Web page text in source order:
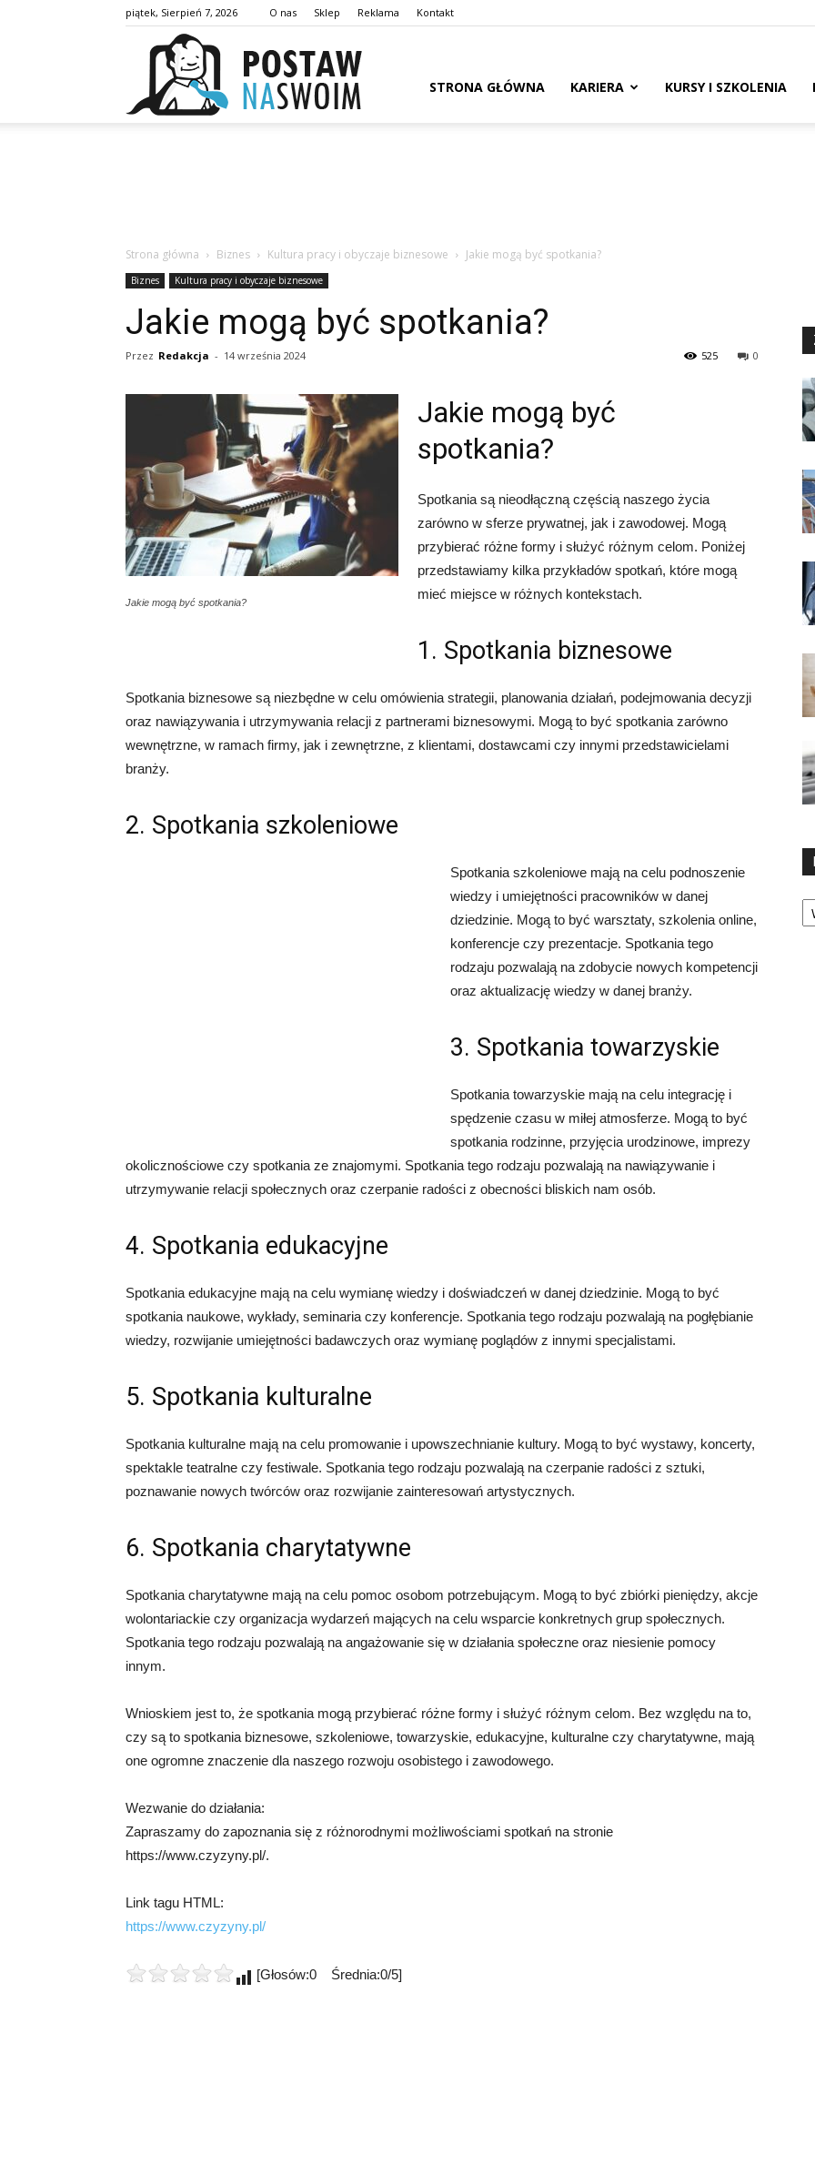
piątek, Sierpień 7, 2026 O nas Sklep Reklama Kontakt
STRONA GŁÓWNA KARIERA KURSY I SZKOLENIA
Strona główna Biznes Kultura pracy i obyczaje biznesowe Jakie mogą być spotkania?
Biznes Kultura pracy i obyczaje biznesowe
Jakie mogą być spotkania?
Przez Redakcja - 14 września 2024 0
525
Jakie mogą być spotkania?
Jakie mogą być
spotkania?
Spotkania są nieodłączną częścią naszego życia
zarówno w sferze prywatnej, jak i zawodowej. Mogą
przybierać różne formy i służyć różnym celom. Poniżej
przedstawiamy kilka przykładów spotkań, które mogą
mieć miejsce w różnych kontekstach.
1. Spotkania biznesowe
Spotkania biznesowe są niezbędne w celu omówienia strategii, planowania działań, podejmowania decyzji
oraz nawiązywania i utrzymywania relacji z partnerami biznesowymi. Mogą to być spotkania zarówno
wewnętrzne, w ramach firmy, jak i zewnętrzne, z klientami, dostawcami czy innymi przedstawicielami
branży.
2. Spotkania szkoleniowe
Spotkania szkoleniowe mają na celu podnoszenie
wiedzy i umiejętności pracowników w danej
dziedzinie. Mogą to być warsztaty, szkolenia online,
konferencje czy prezentacje. Spotkania tego
rodzaju pozwalają na zdobycie nowych kompetencji
oraz aktualizację wiedzy w danej branży.
3. Spotkania towarzyskie
Spotkania towarzyskie mają na celu integrację i
spędzenie czasu w miłej atmosferze. Mogą to być
spotkania rodzinne, przyjęcia urodzinowe, imprezy
okolicznościowe czy spotkania ze znajomymi. Spotkania tego rodzaju pozwalają na nawiązywanie i
utrzymywanie relacji społecznych oraz czerpanie radości z obecności bliskich nam osób.
4. Spotkania edukacyjne
Spotkania edukacyjne mają na celu wymianę wiedzy i doświadczeń w danej dziedzinie. Mogą to być
spotkania naukowe, wykłady, seminaria czy konferencje. Spotkania tego rodzaju pozwalają na pogłębianie
wiedzy, rozwijanie umiejętności badawczych oraz wymianę poglądów z innymi specjalistami.
5. Spotkania kulturalne
Spotkania kulturalne mają na celu promowanie i upowszechnianie kultury. Mogą to być wystawy, koncerty,
spektakle teatralne czy festiwale. Spotkania tego rodzaju pozwalają na czerpanie radości z sztuki,
poznawanie nowych twórców oraz rozwijanie zainteresowań artystycznych.
6. Spotkania charytatywne
Spotkania charytatywne mają na celu pomoc osobom potrzebującym. Mogą to być zbiórki pieniędzy, akcje
wolontariackie czy organizacja wydarzeń mających na celu wsparcie konkretnych grup społecznych.
Spotkania tego rodzaju pozwalają na angażowanie się w działania społeczne oraz niesienie pomocy
innym.
Wnioskiem jest to, że spotkania mogą przybierać różne formy i służyć różnym celom. Bez względu na to,
czy są to spotkania biznesowe, szkoleniowe, towarzyskie, edukacyjne, kulturalne czy charytatywne, mają
one ogromne znaczenie dla naszego rozwoju osobistego i zawodowego.
Wezwanie do działania:
Zapraszamy do zapoznania się z różnorodnymi możliwościami spotkań na stronie
https://www.czyzyny.pl/.
Link tagu HTML:
https://www.czyzyny.pl/
[Głosów:0 Średnia:0/5]